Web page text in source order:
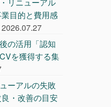
リニューアル
目的と費用感
2026.07.27
の活用「認知
を獲得する集
ーアルの失敗
・改善の目安